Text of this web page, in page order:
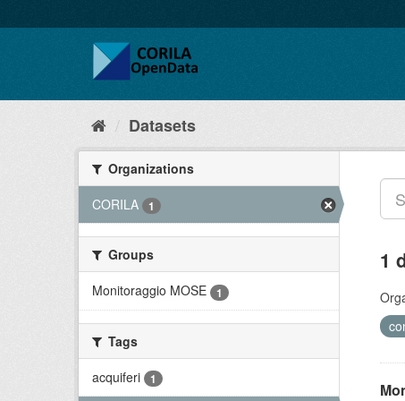
Datasets
Organizations
CORILA
1
Groups
Monitoraggio MOSE
1
Tags
acquiferi
1
1